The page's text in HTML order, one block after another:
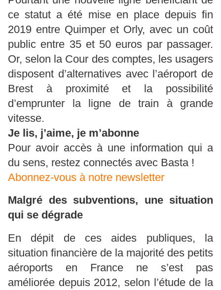
ce statut a été mise en place depuis fin
2019 entre Quimper et Orly, avec un coût
public entre 35 et 50 euros par passager.
Or, selon la Cour des comptes, les usagers
disposent d’alternatives avec l’aéroport de
Brest à proximité et la possibilité
d’emprunter la ligne de train à grande
vitesse.
Je lis, j’aime, je m’abonne
Pour avoir accès à une information qui a
du sens, restez connectés avec Basta !
Abonnez-vous à notre newsletter
Malgré des subventions, une situation
qui se dégrade
En dépit de ces aides publiques, la
situation financière de la majorité des petits
aéroports en France ne s’est pas
améliorée depuis 2012, selon l’étude de la